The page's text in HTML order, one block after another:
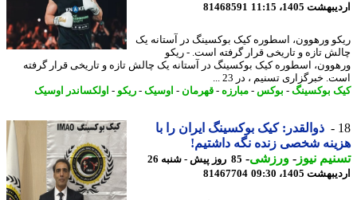
1405، 11:15
81468591
ورهوون، اسطوره کیک بوکسینگ در آستانه یک
تازه و تاریخی قرار گرفته است. - ریکو
اسطوره کیک بوکسینگ در آستانه یک چالش تازه و تاریخی قرار گرفته
خبرگزاری تسنیم ، در 23 ...
بوکسینگ-بوکس-مبارزه- قهرمان -اوسیک-ریکو -اولکساندر اوسیک
ذوالقدر: کیک بوکسینگ ایران را با
شخصی زنده نگه داشتیم!
نیوز-ورزشی-
85 روز پیش - شنبه 26
1405، 09:30
81467704